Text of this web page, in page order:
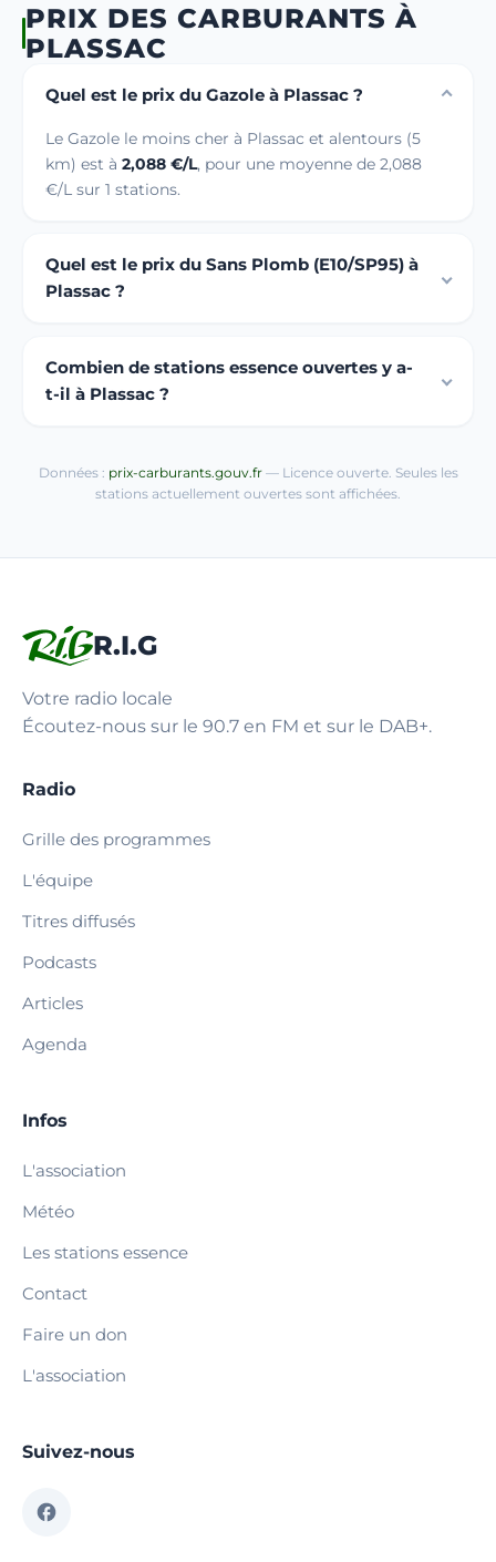
PRIX DES CARBURANTS À
PLASSAC
Quel est le prix du Gazole à Plassac ?
Le Gazole le moins cher à Plassac et alentours (5
km) est à 2,088 €/L, pour une moyenne de 2,088
€/L sur 1 stations.
Quel est le prix du Sans Plomb (E10/SP95) à
Plassac ?
Combien de stations essence ouvertes y a-
t-il à Plassac ?
Données : prix-carburants.gouv.fr— Licence ouverte. Seules les
stations actuellement ouvertes sont affichées.
R.I.G
Votre radio locale
Écoutez-nous sur le 90.7 en FM et sur le DAB+.
Radio
Grille des programmes
L'équipe
Titres diffusés
Podcasts
Articles
Agenda
Infos
L'association
Météo
Les stations essence
Contact
Faire un don
L'association
Suivez-nous